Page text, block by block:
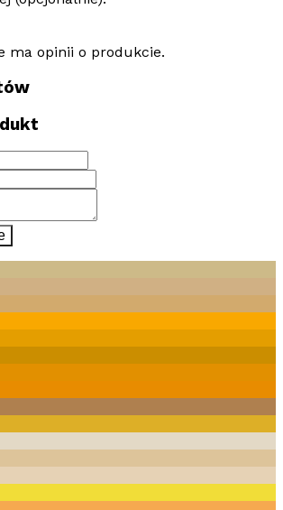
ma opinii o produkcie.